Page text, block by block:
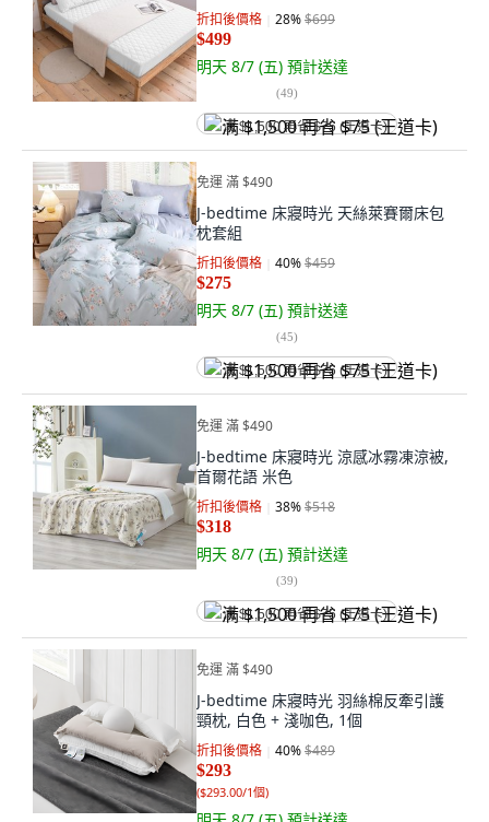
折扣後價格 28%$699
$499
明天 8/7 (五) 預計送達
(49)
满 $1,500 再省 $75 (王道卡)
免運 滿 $490
J-bedtime 床寢時光 天絲萊賽爾床包
枕套組
折扣後價格 40%$459
$275
明天 8/7 (五) 預計送達
(45)
满 $1,500 再省 $75 (王道卡)
免運 滿 $490
J-bedtime 床寢時光 涼感冰霧凍涼被,
首爾花語 米色
折扣後價格 38%$518
$318
明天 8/7 (五) 預計送達
(39)
满 $1,500 再省 $75 (王道卡)
免運 滿 $490
J-bedtime 床寢時光 羽絲棉反牽引護
頸枕, 白色 + 淺咖色, 1個
折扣後價格 40%$489
$293
($293.00/1個)